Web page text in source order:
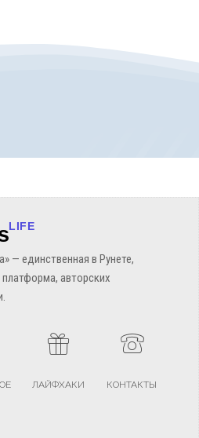
LIFE
— единственная в Рунете,
авторских
ЛАЙФХАКИ КОНТАКТЫ